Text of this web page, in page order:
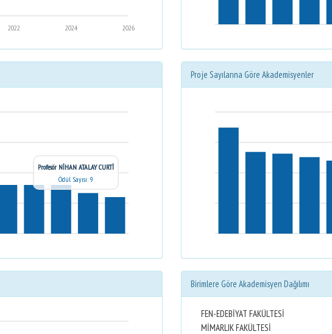
2026
2024
2022
Profesör NİHAN ATALAY CURTİ
Ödül Sayısı: 9
Proje Sayılarına Göre Akademisyenler
Birimlere Göre Akademisyen Dağılımı
FEN-EDEBİYAT FAKÜLTESİ
MİMARLIK FAKÜLTESİ